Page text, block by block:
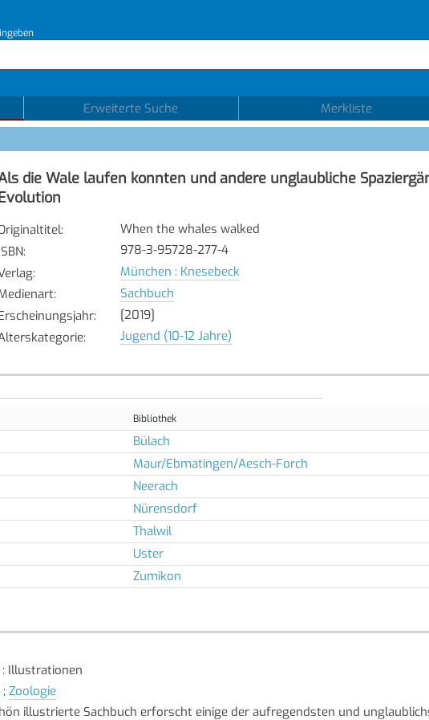
Erweiterte Suche Merkliste
die Wale laufen konnten und andere unglaubliche
:
When the whales walked
:
978-3-95728-277-4
:
München : Knesebeck
:
Sachbuch
:
[2019]
: Jugend (10-12 Jahre)
Bibliothek
Bülach
Maur/Ebmatingen/Aesch-Forch
Neerach
Nürensdorf
Thalwil
Uster
Zumikon
: Illustrationen
; Zoologie
illustrierte Sachbuch erforscht einige der aufregendsten und